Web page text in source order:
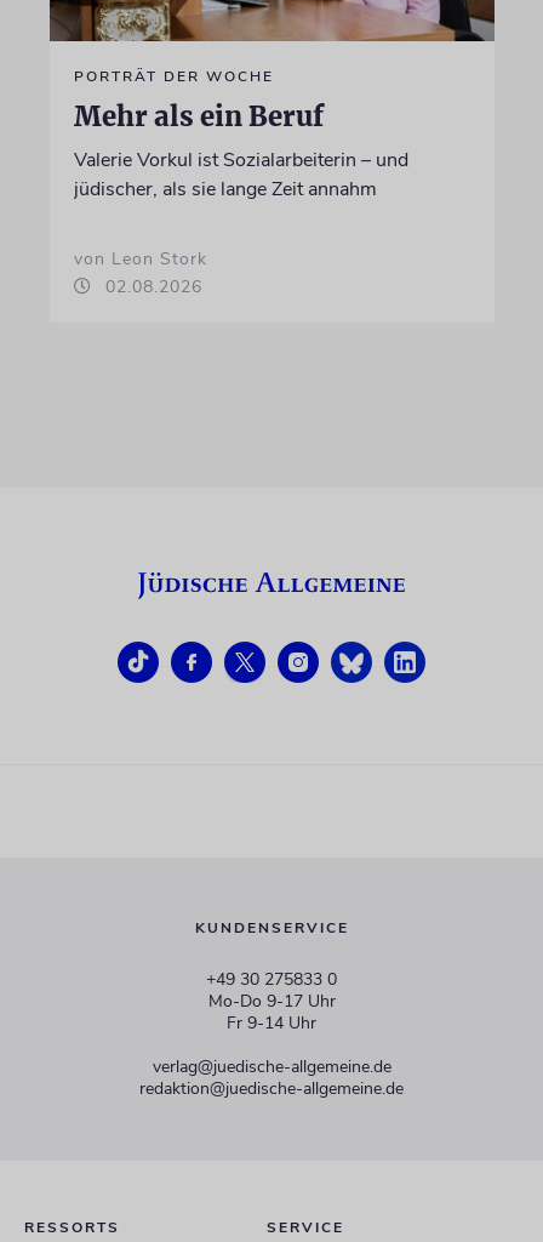
PORTRÄT DER WOCHE
Mehr als ein Beruf
Valerie Vorkul ist Sozialarbeiterin – und
jüdischer, als sie lange Zeit annahm
von Leon Stork
02.08.2026
KUNDENSERVICE
+49 30 275833 0
Mo-Do 9-17 Uhr
Fr 9-14 Uhr
verlag@juedische-allgemeine.de
redaktion@juedische-allgemeine.de
RESSORTS SERVICE